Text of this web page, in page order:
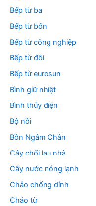
Bếp từ ba
Bếp từ bốn
Bếp từ công nghiệp
Bếp từ đôi
Bếp từ eurosun
Bình giữ nhiệt
Bình thủy điện
Bộ nồi
Bồn Ngâm Chân
Cây chổi lau nhà
Cây nước nóng lạnh
Chảo chống dính
Chảo từ